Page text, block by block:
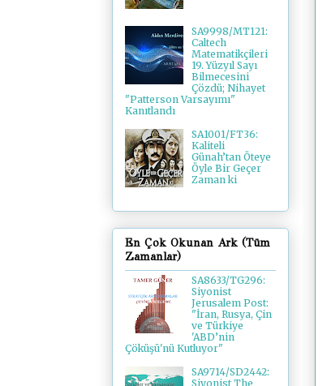
SA9998/MT121:
Caltech
Matematikçileri
19. Yüzyıl Sayı
Bilmecesini
Çözdü; Nihayet
"Patterson Varsayımı"
Kanıtlandı
SA1001/FT36:
Kaliteli
Günah’tan Öteye
Öyle Bir Geçer
Zaman ki
En Çok Okunan Ark (Tüm
Zamanlar)
SA8633/TG296:
Siyonist
Jerusalem Post:
"İran, Rusya, Çin
ve Türkiye
'ABD’nin
Çöküşü'nü Kutluyor"
SA9714/SD2442:
Siyonist The